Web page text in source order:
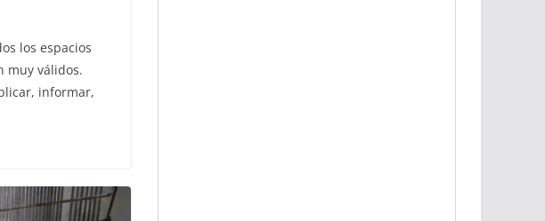
los espacios
muy válidos.
informar,